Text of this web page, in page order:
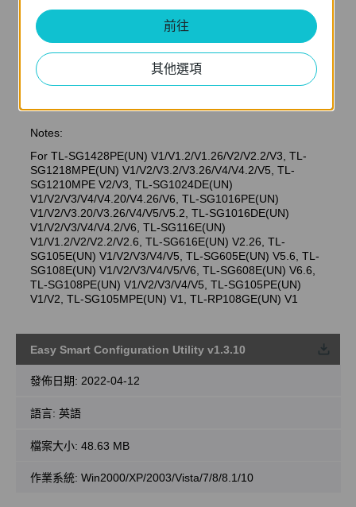
新增支援 TL-SG1016DE(UN) V6.0, TL-SG1024DE(UN)
V6.0, TL-SG116E(UN) V2.20, TL-SG1016PE(UN) V5.20,
TL-SG1218MPE(UN) V5.0, TL-SG1428PE(UN) V3.0, TL-
SG616E(UN) V2.26, TL-SG608E(UN) V6.60, TL-
SG605E(UN) V5.60, TL-SG105MPE(UN) V1.0
Notes:
For TL-SG1428PE(UN) V1/V1.2/V1.26/V2/V2.2/V3, TL-
SG1218MPE(UN) V1/V2/V3.2/V3.26/V4/V4.2/V5, TL-
SG1210MPE V2/V3, TL-SG1024DE(UN)
V1/V2/V3/V4/V4.20/V4.26/V6, TL-SG1016PE(UN)
V1/V2/V3.20/V3.26/V4/V5/V5.2, TL-SG1016DE(UN)
V1/V2/V3/V4/V4.2/V6, TL-SG116E(UN)
V1/V1.2/V2/V2.2/V2.6, TL-SG616E(UN) V2.26, TL-
SG105E(UN) V1/V2/V3/V4/V5, TL-SG605E(UN) V5.6, TL-
SG108E(UN) V1/V2/V3/V4/V5/V6, TL-SG608E(UN) V6.6,
TL-SG108PE(UN) V1/V2/V3/V4/V5, TL-SG105PE(UN)
V1/V2, TL-SG105MPE(UN) V1, TL-RP108GE(UN) V1
Easy Smart Configuration Utility v1.3.10
發佈日期: 2022-04-12
語言: 英語
檔案大小: 48.63 MB
作業系統: Win2000/XP/2003/Vista/7/8/8.1/10
前往
其他選項